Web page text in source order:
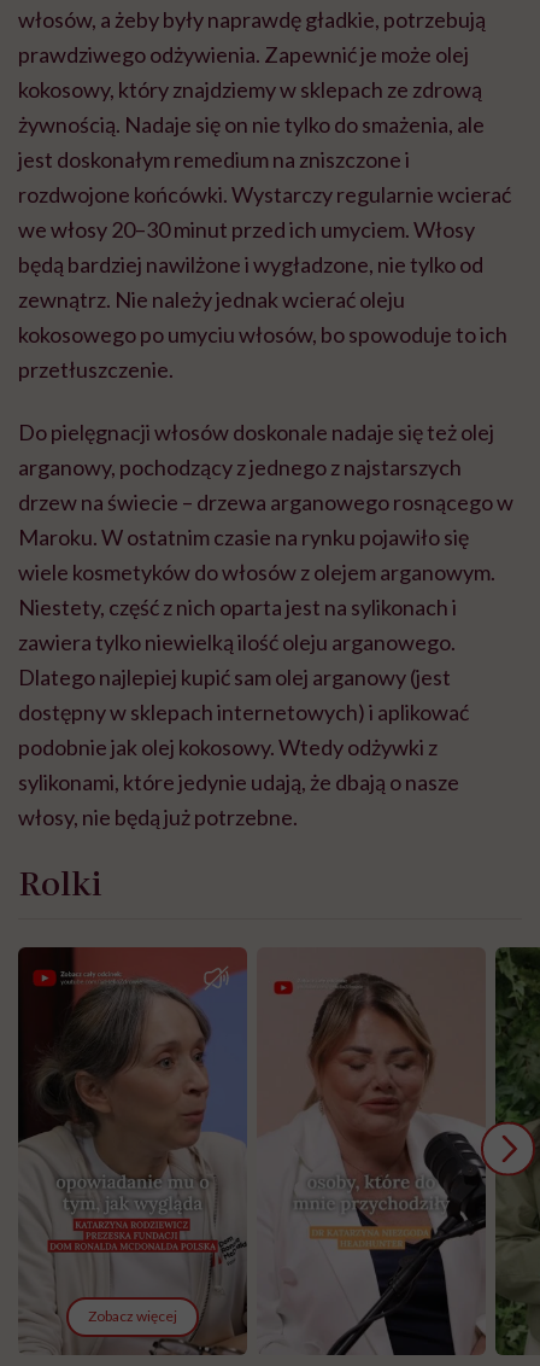
włosów, a żeby były naprawdę gładkie, potrzebują
prawdziwego odżywienia. Zapewnić je może olej
kokosowy, który znajdziemy w sklepach ze zdrową
żywnością. Nadaje się on nie tylko do smażenia, ale
jest doskonałym remedium na zniszczone i
rozdwojone końcówki. Wystarczy regularnie wcierać
we włosy 20–30 minut przed ich umyciem. Włosy
będą bardziej nawilżone i wygładzone, nie tylko od
zewnątrz. Nie należy jednak wcierać oleju
kokosowego po umyciu włosów, bo spowoduje to ich
przetłuszczenie.
Do pielęgnacji włosów doskonale nadaje się też olej
arganowy, pochodzący z jednego z najstarszych
drzew na świecie – drzewa arganowego rosnącego w
Maroku. W ostatnim czasie na rynku pojawiło się
wiele kosmetyków do włosów z olejem arganowym.
Niestety, część z nich oparta jest na sylikonach i
zawiera tylko niewielką ilość oleju arganowego.
Dlatego najlepiej kupić sam olej arganowy (jest
dostępny w sklepach internetowych) i aplikować
podobnie jak olej kokosowy. Wtedy odżywki z
sylikonami, które jedynie udają, że dbają o nasze
włosy, nie będą już potrzebne.
Rolki
Zobacz więcej